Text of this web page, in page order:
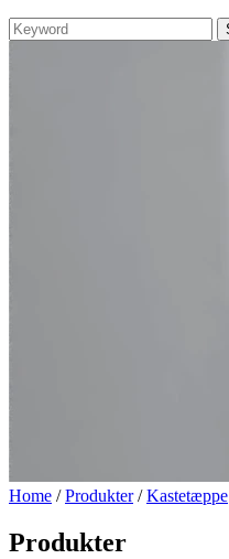
Home /Produkter/Kastetæppe
Produkter